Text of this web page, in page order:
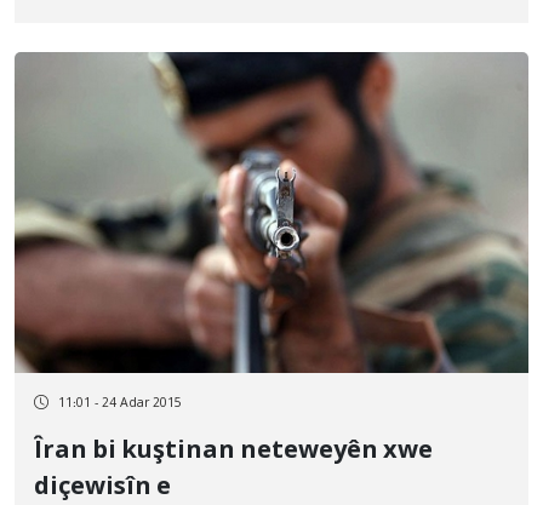
11:01 - 24 Adar 2015
Îran bi kuştinan neteweyên xwe
diçewisîn e